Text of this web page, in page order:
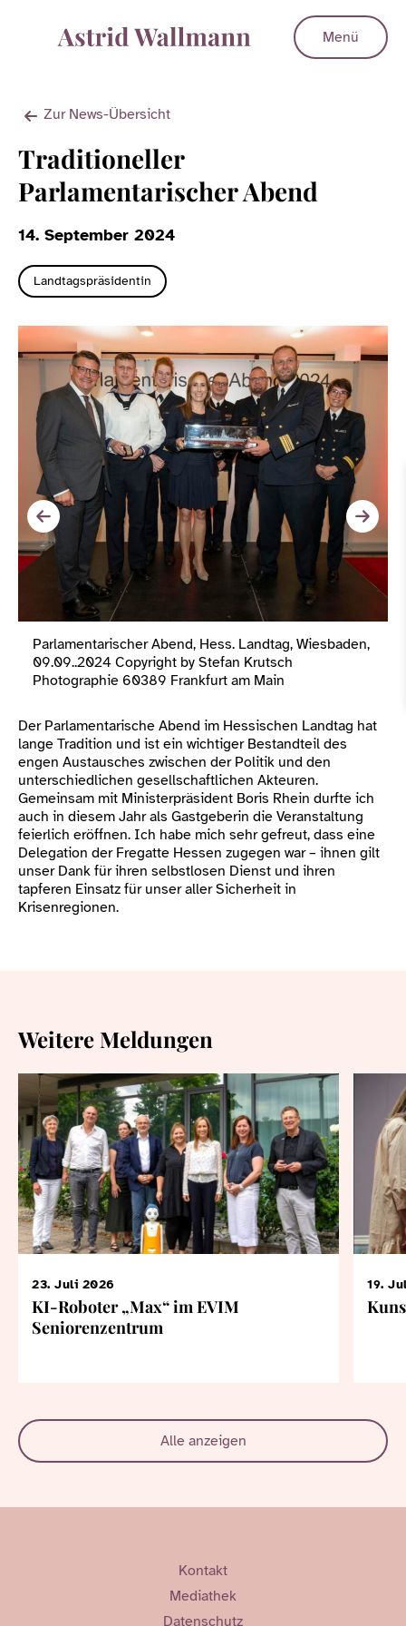
Menü
Zur News-Übersicht
Traditioneller
Parlamentarischer Abend
14. September 2024
Landtagspräsidentin
Parlamentarischer Abend, Hess. Landtag, Wiesbaden,
09.09..2024 Copyright by Stefan Krutsch
Photographie 60389 Frankfurt am Main
Der Parlamentarische Abend im Hessischen Landtag hat
lange Tradition und ist ein wichtiger Bestandteil des
engen Austausches zwischen der Politik und den
unterschiedlichen gesellschaftlichen Akteuren.
Gemeinsam mit Ministerpräsident Boris Rhein durfte ich
auch in diesem Jahr als Gastgeberin die Veranstaltung
feierlich eröffnen. Ich habe mich sehr gefreut, dass eine
Delegation der Fregatte Hessen zugegen war – ihnen gilt
unser Dank für ihren selbstlosen Dienst und ihren
tapferen Einsatz für unser aller Sicherheit in
Krisenregionen.
Weitere Meldungen
23. Juli 2026
KI-Roboter „Max“ im EVIM
Seniorenzentrum
19.
Alle anzeigen
Kontakt
Mediathek
Datenschutz